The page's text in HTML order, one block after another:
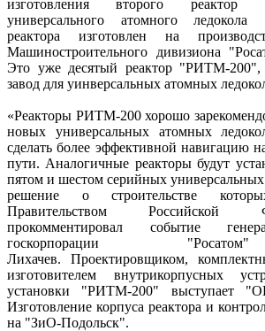
изготовления второго
универсального атомного
реактора изготовлен на
Машиностроительного дивизиона
Это уже десятый реактор "РИТМ-200",
завод для уинверсальных атомных
«Реакторы РИТМ-200 хорошо
новых универсальных атомных
сделать более эффективной навигацию
пути. Аналогичные реакторы будут
пятом и шестом серийных
решение о строительстве
Правительством
прокомментировал событие
госкорпорации
Лихачев. Проектировщиком,
изготовителем внутрикорпусных
установки "РИТМ-200" выступает
Изготовление корпуса реактора и
на "ЗиО-Подольск".